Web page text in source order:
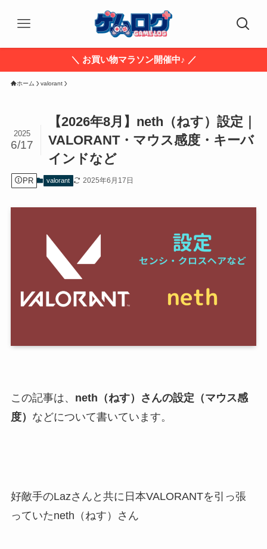
＼ お買い物マラソン開催中♪ ／
ホーム valorant
【2026年8月】neth（ねす）設定｜
VALORANT・マウス感度・キーバ
インドなど
2025
6/17
PR valorant 2025年6月17日
この記事は、 neth（ねす）さんの設定（マウス感
度） などについて書いています。
好敵手のLazさんと共に日本VALORANTを引っ張
っていたneth（ねす）さん